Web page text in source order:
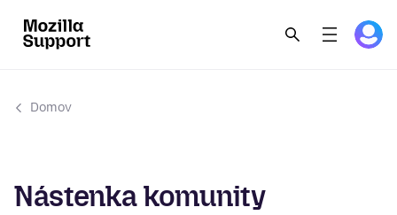
Domov
Nástenka komunity